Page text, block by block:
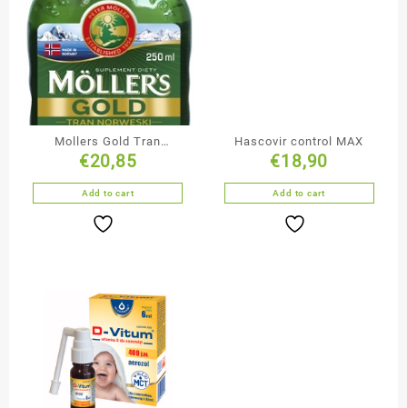
Mollers Gold Tran
Norweski 250 ml
€20,85
Add to cart
Hascovir control MAX
€18,90
Add to cart